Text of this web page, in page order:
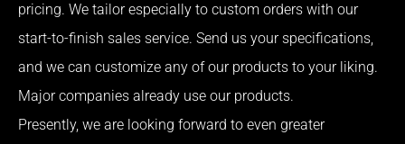
pricing. We tailor especially to custom orders with our
start-to-finish sales service. Send us your specifications,
and we can customize any of our products to your liking.
Major companies already use our products.
Presently, we are looking forward to even greater